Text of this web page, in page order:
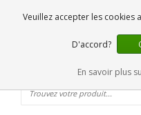
FR
Veuillez accepter les cookies
D'accord?
En savoir plus